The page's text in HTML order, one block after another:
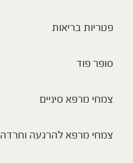
פטריות בריאות
סופר פוד
צמחי מרפא סיניים
צמחי מרפא להרגעה וחרדה